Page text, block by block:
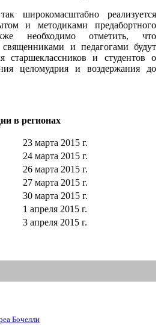
широкомасштабно реализуется
и методиками предабортного
необходимо отметить, что
и педагогами будут
старшеклассников и студентов о
целомудрия и воздержания до
в регионах
23 марта 2015 г.
24 марта 2015 г.
26 марта 2015 г.
27 марта 2015 г.
30 марта 2015 г.
1 апреля 2015 г.
3 апреля 2015 г.
Бочелли